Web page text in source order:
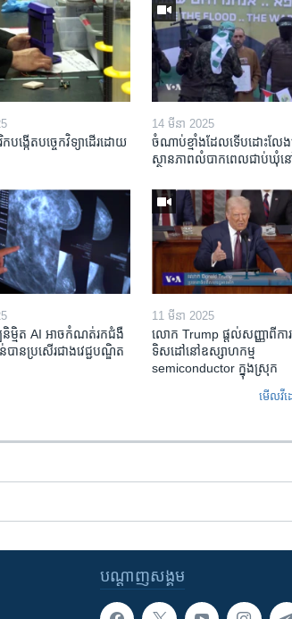
បង្កើត​បច្ចេកវិទ្យា​ដើរ​ដោយ​
14 មីនា 2025
ចំណាប់ខ្មាំង​ដែល​ទើប​ដោះលែង​
ស្ថានភាព​​លំបាក​ពេល​ជាប់​ឃុំ​នៅ​
និម្មិត​ AI អាច​កំណត់​រក​ជំងឺ
ាន​ប្រសើរ​ជាង​វេជ្ជបណ្ឌិត​
11 មីនា 2025
លោក Trump ផ្តល់សញ្ញាពីការផ្
ទិសដៅនៅឧស្សាហកម្ម
semiconductor ក្នុងស្រុក
មើល​វី
បណ្តាញ​សង្គម